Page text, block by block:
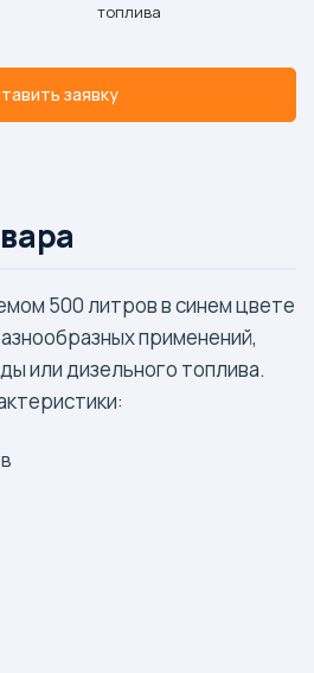
топлива
заявку
500 литров в синем цвете
применений,
или дизельного топлива.